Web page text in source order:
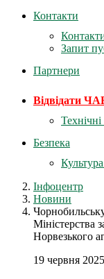
Контакти
Запит
Партнери
Відвідати
Безпека
Інфоцентр
Новини
Міністерства
Норвезького
19 червня 2025